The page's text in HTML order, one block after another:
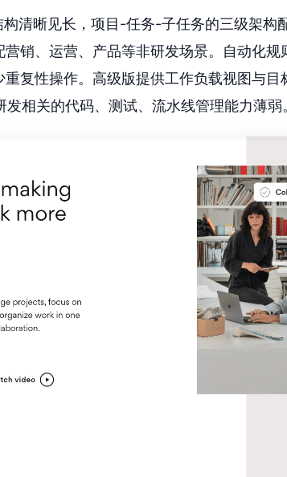
清晰见长，项目-任务-子任务的三级架构
营销、运营、产品等非研发场景。自动化
复性操作。高级版提供工作负载视图与
相关的代码、测试、流水线管理能力薄弱